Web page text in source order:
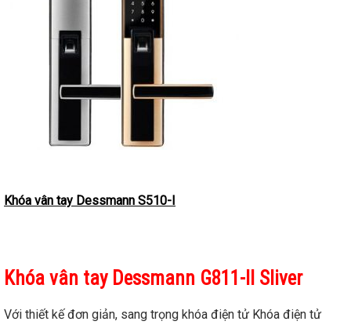
Khóa vân tay Dessmann S510-I
Khóa vân tay Dessmann G811-II Sliver
Với thiết kế đơn giản, sang trọng khóa điện tử Khóa điện tử